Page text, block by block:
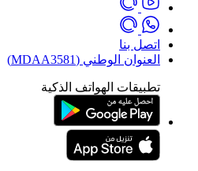
اتصل بنا
العنوان الوطني (MDAA3581)
تطبيقات الهواتف الذكية